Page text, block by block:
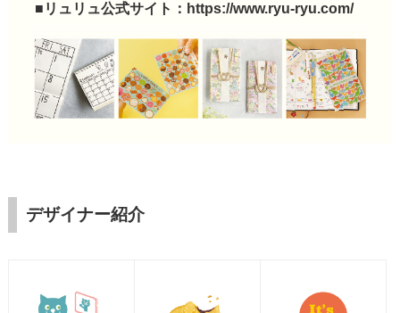
■リュリュ公式サイト： https://www.ryu-ryu.com/
デザイナー紹介